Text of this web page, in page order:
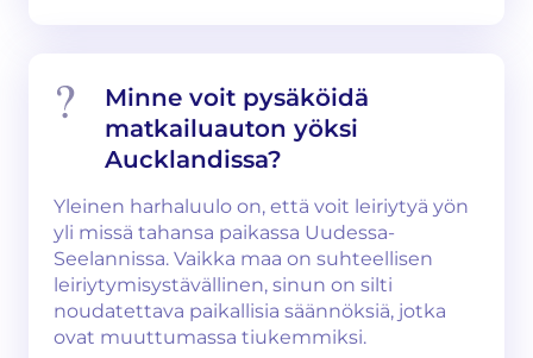
Minne voit pysäköidä
matkailuauton yöksi
Aucklandissa?
Yleinen harhaluulo on, että voit leiriytyä yön
yli missä tahansa paikassa Uudessa-
Seelannissa. Vaikka maa on suhteellisen
leiriytymisystävällinen, sinun on silti
noudatettava paikallisia säännöksiä, jotka
ovat muuttumassa tiukemmiksi.